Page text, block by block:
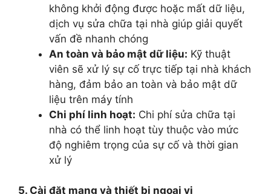
không khởi động được hoặc mất dữ liệu,
dịch vụ sửa chữa tại nhà giúp giải quyết
vấn đề nhanh chóng
An toàn và bảo mật dữ liệu: Kỹ thuật
viên sẽ xử lý sự cố trực tiếp tại nhà khách
hàng, đảm bảo an toàn và bảo mật dữ
liệu trên máy tính
Chi phí linh hoạt: Chi phí sửa chữa tại
nhà có thể linh hoạt tùy thuộc vào mức
độ nghiêm trọng của sự cố và thời gian
xử lý
5. Cài đặt mạng và thiết bị ngoại vi